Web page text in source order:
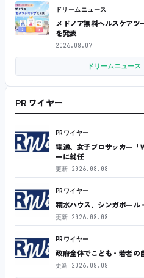
ドリームニュース
メドノア無料ヘルスケアツ
を発表
2026.08.07
ドリームニュー
PR ワイヤー
PRワイヤー
電通、女子プロサッカー「
ーに就任
更新 2026.08.08
PRワイヤー
積水ハウス、シンガポール
更新 2026.08.08
PRワイヤー
政府全体でこども・若者の
更新 2026.08.08